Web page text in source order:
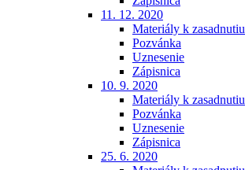
11. 12. 2020
Materiály k zasadnutiu
Pozvánka
Uznesenie
Zápisnica
10. 9. 2020
Materiály k zasadnutiu
Pozvánka
Uznesenie
Zápisnica
25. 6. 2020